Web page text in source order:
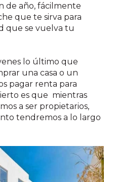
de año, fácilmente
que te sirva para
que se vuelva tu
lo último que
una casa o un
pagar renta para
es que mientras
a ser propietarios,
tendremos a lo largo